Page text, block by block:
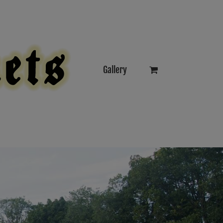
Gallery